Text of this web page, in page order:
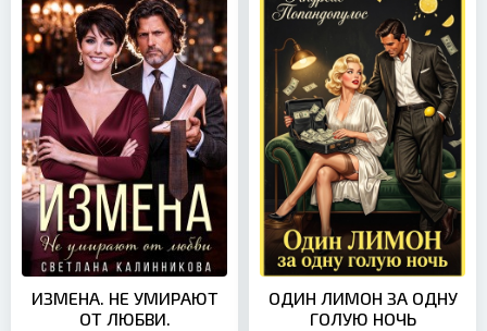
ИЗМЕНА. НЕ УМИРАЮТ
ОТ ЛЮБВИ.
ОДИН ЛИМОН ЗА ОДНУ
ГОЛУЮ НОЧЬ